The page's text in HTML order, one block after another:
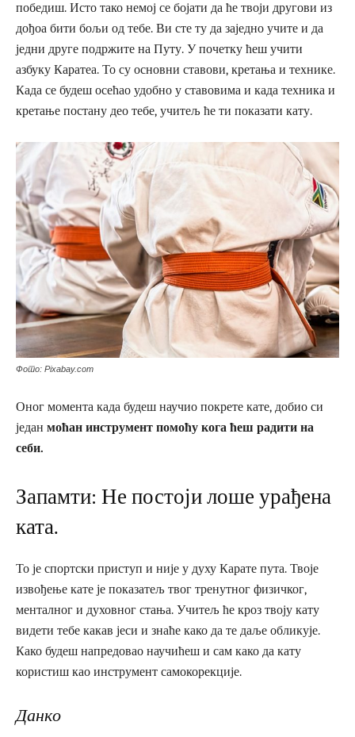
победиш. Исто тако немој се бојати да ће твоји другови из
дођоа бити бољи од тебе. Ви сте ту да заједно учите и да
једни друге подржите на Путу. У почетку ћеш учити
азбуку Каратеа. То су основни ставови, кретања и технике.
Када се будеш осећао удобно у ставовима и када техника и
кретање постану део тебе, учитељ ће ти показати кату.
Фото: Pixabay.com
Оног момента када будеш научио покрете кате, добио си
један моћан инструмент помоћу кога ћеш радити на
себи.
Запамти: Не постоји лоше урађена
ката.
То је спортски приступ и није у духу Карате пута. Твоје
извођење кате је показатељ твог тренутног физичког,
менталног и духовног стања. Учитељ ће кроз твоју кату
видети тебе какав јеси и знаће како да те даље обликује.
Како будеш напредовао научићеш и сам како да кату
користиш као инструмент самокорекције.
Данко